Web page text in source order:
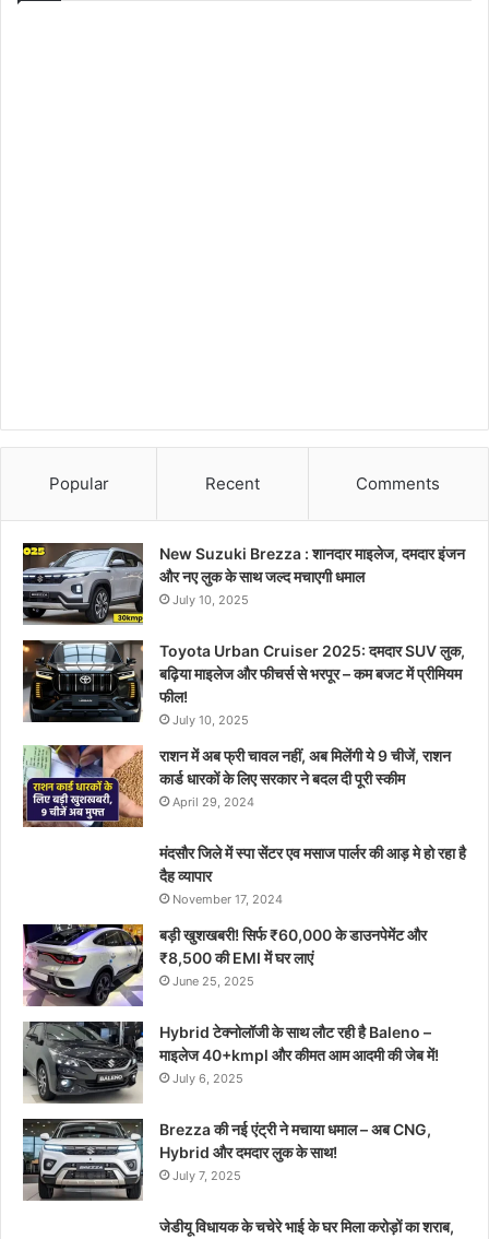
Popular Recent Comments
New Suzuki Brezza : शानदार माइलेज, दमदार इंजन
और नए लुक के साथ जल्द मचाएगी धमाल
July 10, 2025
Toyota Urban Cruiser 2025: दमदार SUV लुक,
बढ़िया माइलेज और फीचर्स से भरपूर – कम बजट में प्रीमियम
फील!
July 10, 2025
राशन में अब फ्री चावल नहीं, अब मिलेंगी ये 9 चीजें, राशन
कार्ड धारकों के लिए सरकार ने बदल दी पूरी स्कीम
April 29, 2024
मंदसौर जिले में स्पा सेंटर एव मसाज पार्लर की आड़ मे हो रहा है
दैह व्यापार
November 17, 2024
बड़ी खुशखबरी! सिर्फ ₹60,000 के डाउनपेमेंट और
₹8,500 की EMI में घर लाएं
June 25, 2025
Hybrid टेक्नोलॉजी के साथ लौट रही है Baleno –
माइलेज 40+kmpl और कीमत आम आदमी की जेब में!
July 6, 2025
Brezza की नई एंट्री ने मचाया धमाल – अब CNG,
Hybrid और दमदार लुक के साथ!
July 7, 2025
जेडीयू विधायक के चचेरे भाई के घर मिला करोड़ों का शराब,